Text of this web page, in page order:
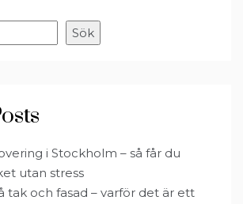
Sök
i Stockholm – så får du
utan stress
tak och fasad – varför det är ett